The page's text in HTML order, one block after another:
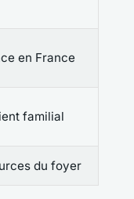
en France
familial
du foyer